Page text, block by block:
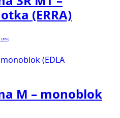
(ERRA)
DPH)
M – monoblok